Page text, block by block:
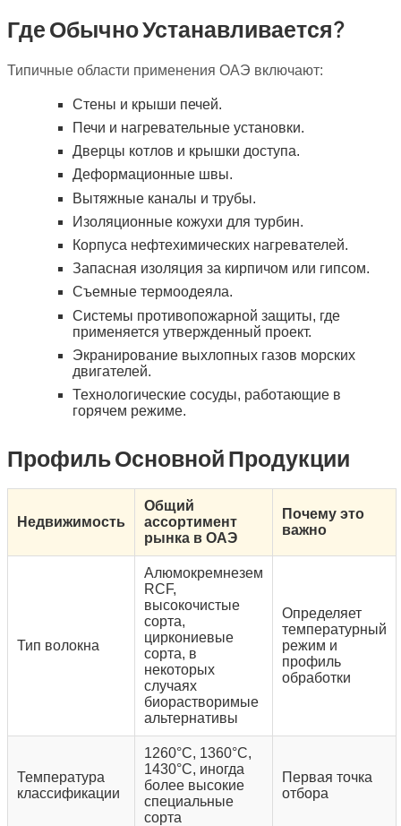
Где Обычно Устанавливается?
Типичные области применения ОАЭ включают:
Стены и крыши печей.
Печи и нагревательные установки.
Дверцы котлов и крышки доступа.
Деформационные швы.
Вытяжные каналы и трубы.
Изоляционные кожухи для турбин.
Корпуса нефтехимических нагревателей.
Запасная изоляция за кирпичом или гипсом.
Съемные термоодеяла.
Системы противопожарной защиты, где
применяется утвержденный проект.
Экранирование выхлопных газов морских
двигателей.
Технологические сосуды, работающие в
горячем режиме.
Профиль Основной Продукции
Недвижимость
Общий
ассортимент
рынка в ОАЭ
Почему это
важно
Тип волокна
Алюмокремнезем
RCF,
высокочистые
сорта,
циркониевые
сорта, в
некоторых
случаях
биорастворимые
альтернативы
Определяет
температурный
режим и
профиль
обработки
Температура
классификации
1260°C, 1360°C,
1430°C, иногда
более высокие
специальные
сорта
Первая точка
отбора